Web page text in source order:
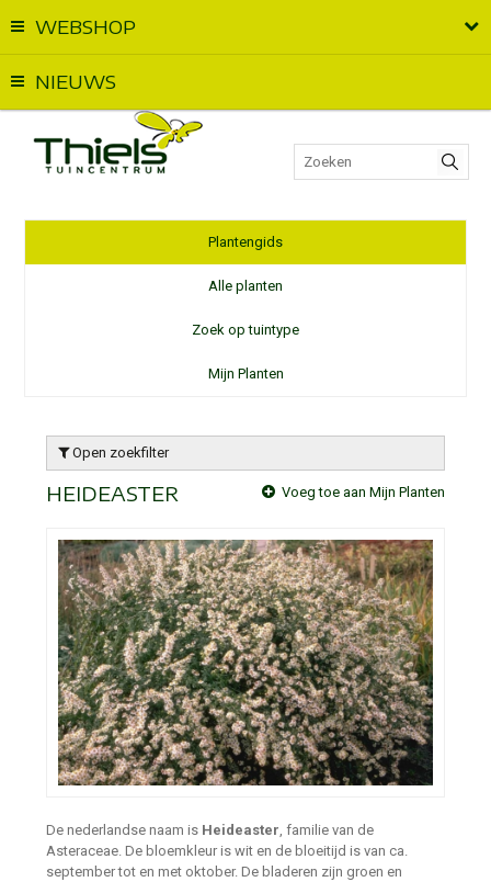
WEBSHOP
NIEUWS
Plantengids
Alle planten
Zoek op tuintype
Mijn Planten
Open zoekfilter
HEIDEASTER Voeg toe aan Mijn Planten
De nederlandse naam is Heideaster, familie van de
Asteraceae. De bloemkleur is wit en de bloeitijd is van ca.
september tot en met oktober. De bladeren zijn groen en